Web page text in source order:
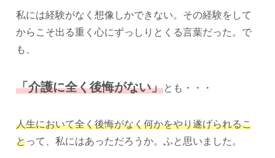
私には経験がなく想像しかできない。その経験をして
からこそ出る重く心にずっしりとくる言葉だった。で
も、
「介護に全く後悔がない」とも・・・
人生において全く後悔がなく何かをやり遂げられるこ
とって、私にはあっただろうか。ふと思いました。